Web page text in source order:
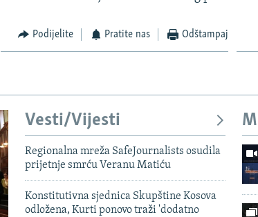
Podijelite Pratite nas Odštampaj
Vesti/Vijesti
Regionalna mreža SafeJournalists osudila
prijetnje smrću Veranu Matiću
Konstitutivna sjednica Skupštine Kosova
odložena, Kurti ponovo traži 'dodatno